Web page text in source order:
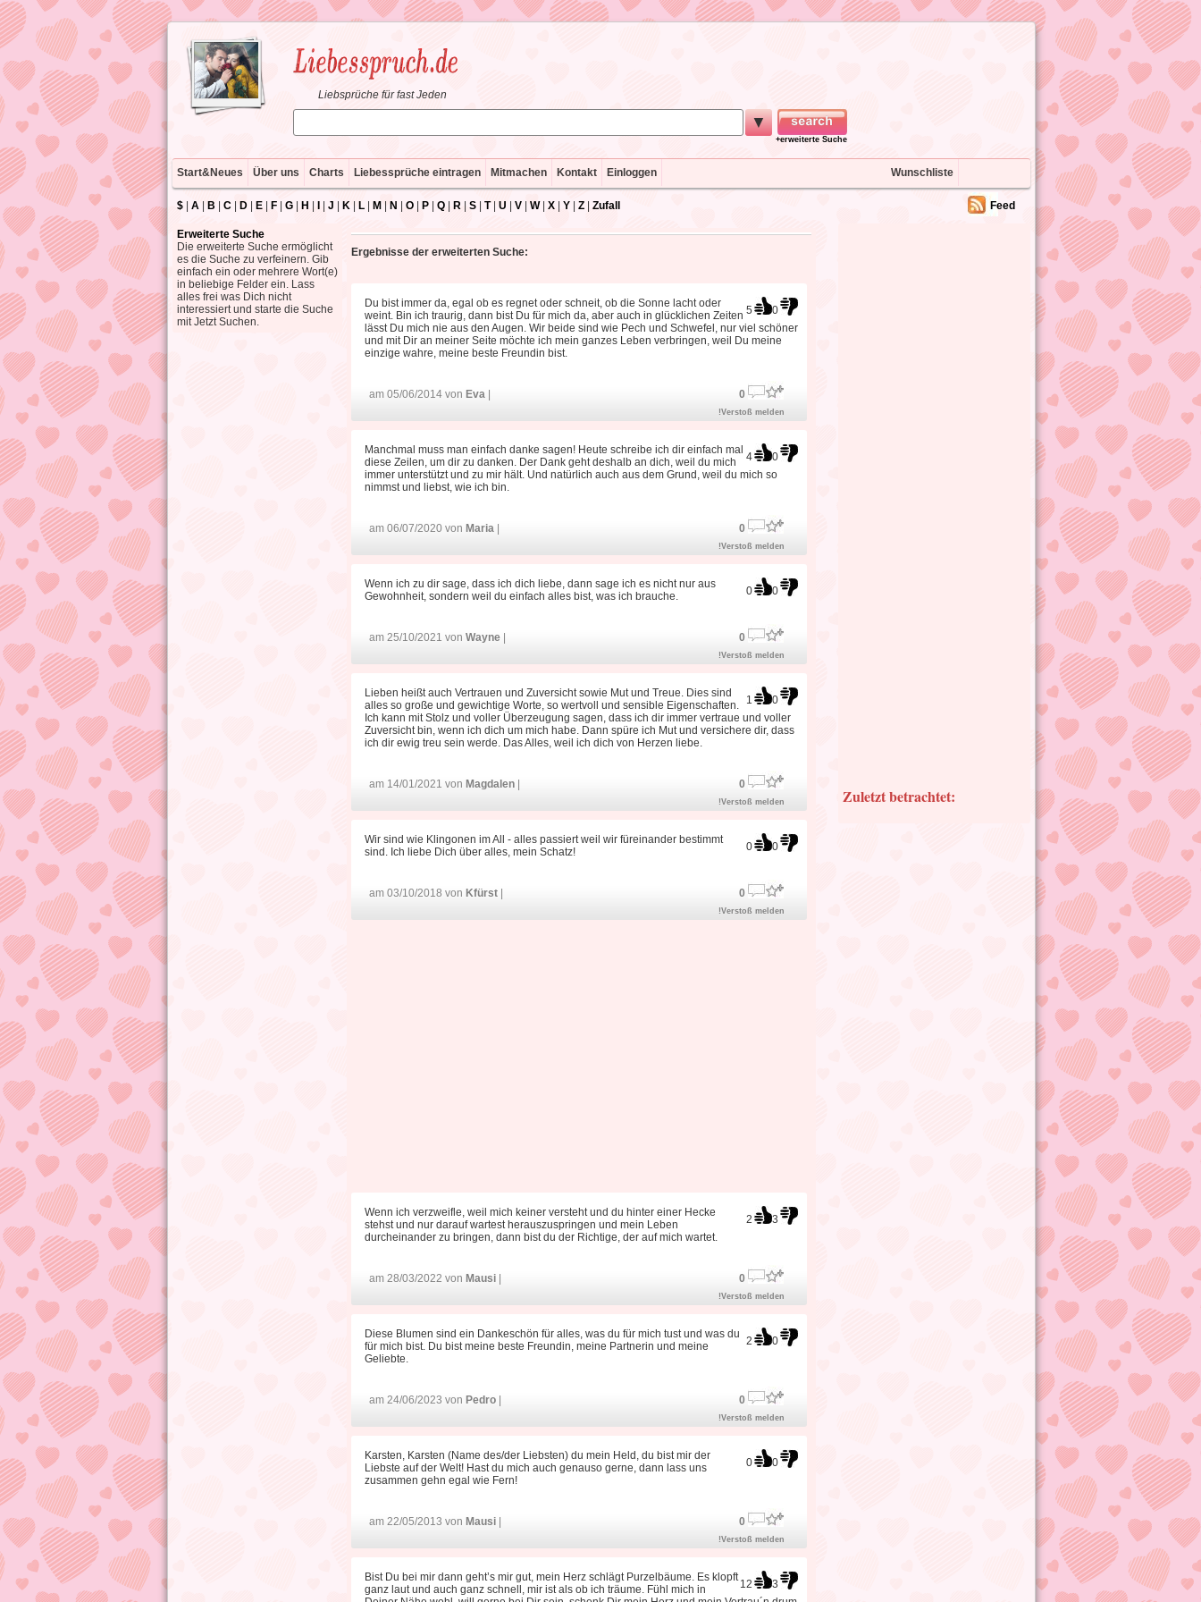
Liebsprüche für fast Jeden
▼
+erweiterte Suche
Start&Neues Über uns Charts Liebessprüche eintragen Mitmachen Kontakt Einloggen Wunschliste
$ A B C D E F G H J K L M N O P Q R S T| U V W| X Y Z Zufall Feed
Erweiterte Suche
Die erweiterte Suche ermöglicht
es die Suche zu verfeinern. Gib
einfach ein oder mehrere Wort(e)
in beliebige Felder ein. Lass
alles frei was Dich nicht
interessiert und starte die Suche
mit Jetzt Suchen.
Ergebnisse der erweiterten Suche:
5 0
Du bist immer da, egal ob es regnet oder schneit, ob die Sonne lacht oder
weint. Bin ich traurig, dann bist Du für mich da, aber auch in glücklichen Zeiten
lässt Du mich nie aus den Augen. Wir beide sind wie Pech und Schwefel, nur viel schöner
und mit Dir an meiner Seite möchte ich mein ganzes Leben verbringen, weil Du meine
einzige wahre, meine beste Freundin bist.
am 05/06/2014 von Eva 0
!Verstoß melden
4 0
Manchmal muss man einfach danke sagen! Heute schreibe ich dir einfach mal
diese Zeilen, um dir zu danken. Der Dank geht deshalb an dich, weil du mich
immer unterstützt und zu mir hält. Und natürlich auch aus dem Grund, weil du mich so
nimmst und liebst, wie ich bin.
am 06/07/2020 von Maria 0
!Verstoß melden
0 0
Wenn ich zu dir sage, dass ich dich liebe, dann sage ich es nicht nur aus
Gewohnheit, sondern weil du einfach alles bist, was ich brauche.
am 25/10/2021 von Wayne 0
!Verstoß melden
1 0
Lieben heißt auch Vertrauen und Zuversicht sowie Mut und Treue. Dies sind
alles so große und gewichtige Worte, so wertvoll und sensible Eigenschaften.
Ich kann mit Stolz und voller Überzeugung sagen, dass ich dir immer vertraue und voller
Zuversicht bin, wenn ich dich um mich habe. Dann spüre ich Mut und versichere dir, dass
ich dir ewig treu sein werde. Das Alles, weil ich dich von Herzen liebe.
am 14/01/2021 von Magdalen 0
!Verstoß melden
0 0
Wir sind wie Klingonen im All - alles passiert weil wir füreinander bestimmt
sind. Ich liebe Dich über alles, mein Schatz!
am 03/10/2018 von Kfürst 0
!Verstoß melden
2 3
Wenn ich verzweifle, weil mich keiner versteht und du hinter einer Hecke
stehst und nur darauf wartest herauszuspringen und mein Leben
durcheinander zu bringen, dann bist du der Richtige, der auf mich wartet.
am 28/03/2022 von Mausi 0
!Verstoß melden
2 0
Diese Blumen sind ein Dankeschön für alles, was du für mich tust und was du
für mich bist. Du bist meine beste Freundin, meine Partnerin und meine
Geliebte.
am 24/06/2023 von Pedro 0
!Verstoß melden
0 0
Karsten, Karsten (Name des/der Liebsten) du mein Held, du bist mir der
Liebste auf der Welt! Hast du mich auch genauso gerne, dann lass uns
zusammen gehn egal wie Fern!
am 22/05/2013 von Mausi 0
!Verstoß melden
12 3
Bist Du bei mir dann geht’s mir gut, mein Herz schlägt Purzelbäume. Es klopft
ganz laut und auch ganz schnell, mir ist als ob ich träume. Fühl mich in
Zuletzt betrachtet: